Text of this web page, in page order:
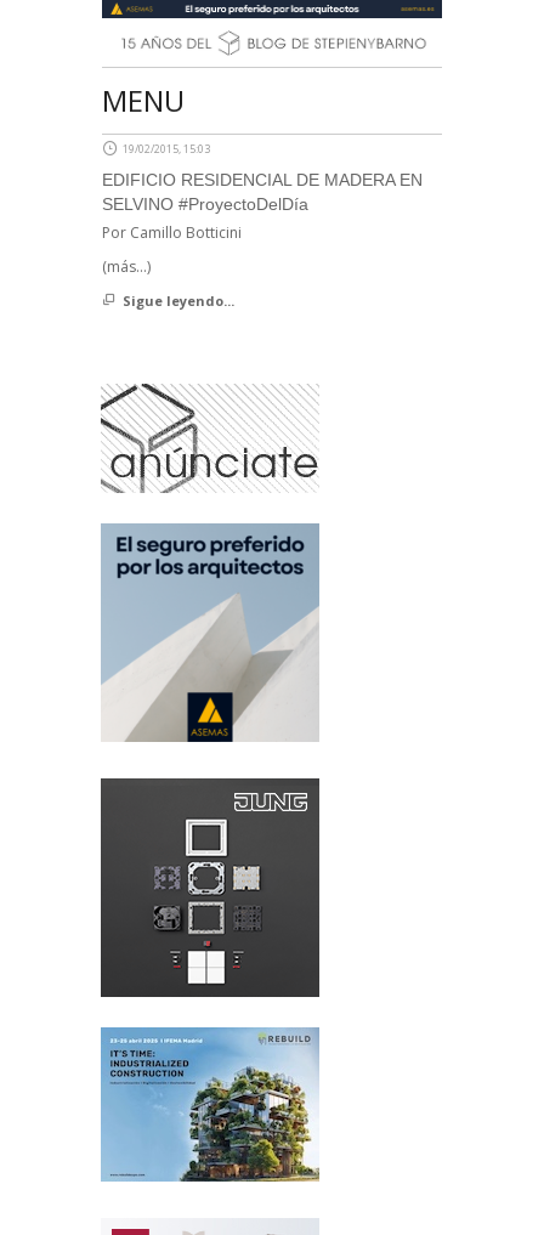
MENU
19/02/2015, 15:03
EDIFICIO RESIDENCIAL DE MADERA EN
SELVINO #ProyectoDelDía
Por Camillo Botticini
(más…)
Sigue leyendo...